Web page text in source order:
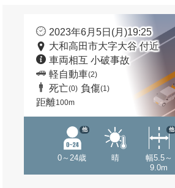
2023年6月5日(月)19:25
大和高田市大字大谷 付近
車両相互 小破事故
軽自動車(2)
死亡(0) 負傷(1)
距離100m
0～24歳
他
晴
幅5.5～
9.0m
他